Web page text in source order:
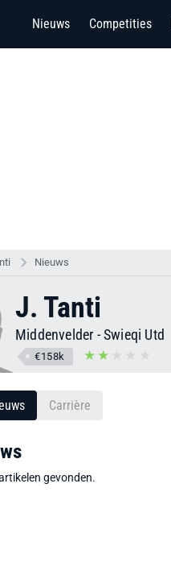
Nieuws Competities
Nieuws
J. Tanti
Middenvelder -Swieqi Utd
€158k
Carrière
gevonden.